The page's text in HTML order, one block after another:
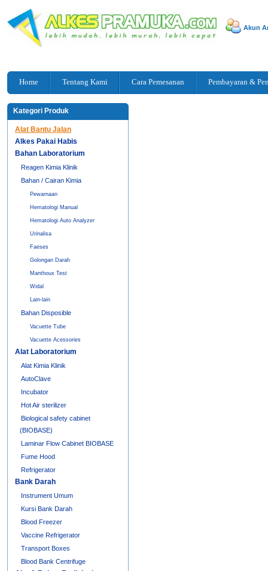
Akun
Home Tentang Kami Cara Pemesanan Pembayaran &
Kategori Produk
Alat Bantu Jalan
Alkes Pakai Habis
Bahan Laboratorium
Reagen Kimia Klinik
Bahan / Cairan Kimia
Pewarnaan
Hematologi Manual
Hematologi Auto Analyzer
Urinalisa
Faeses
Golongan Darah
Manthoux Test
Widal
Lain-lain
Bahan Disposible
Vacuette Tube
Vacuette Acessories
Alat Laboratorium
Alat Kimia Klinik
AutoClave
Incubator
Hot Air sterilizer
Biological safety cabinet
(BIOBASE)
Laminar Flow Cabinet BIOBASE
Fume Hood
Refrigerator
Bank Darah
Instrument Umum
Kursi Bank Darah
Blood Freezer
Vaccine Refrigerator
Transport Boxes
Blood Bank Centrifuge